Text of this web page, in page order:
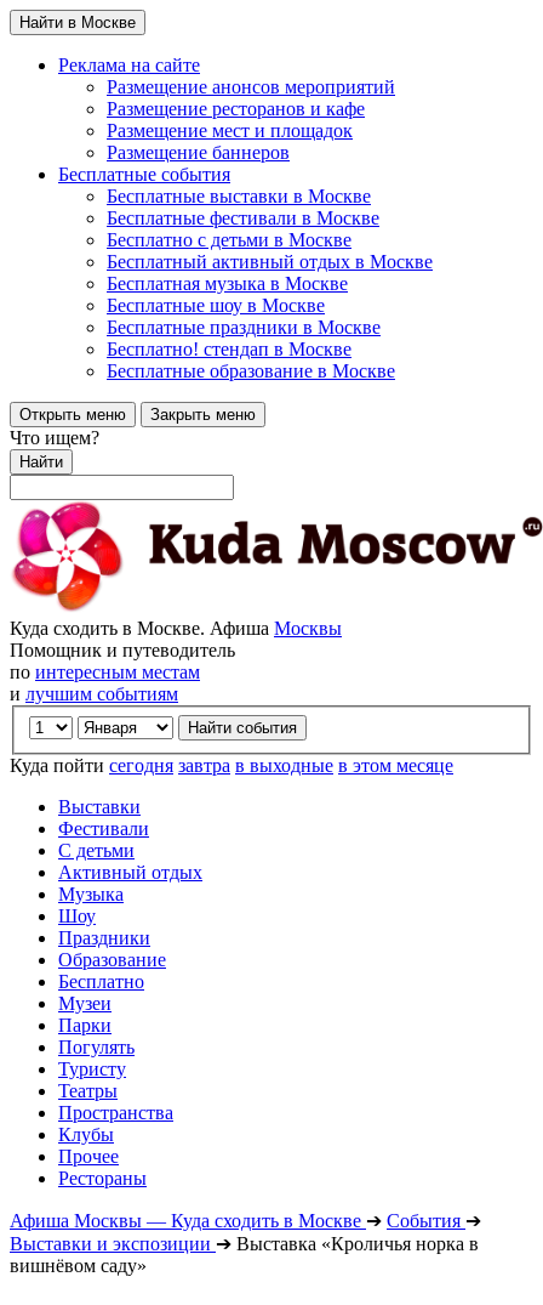
Найти в Москве
Реклама на сайте
Размещение анонсов мероприятий
Размещение ресторанов и кафе
Размещение мест и площадок
Размещение баннеров
Бесплатные события
Бесплатные выставки в Москве
Бесплатные фестивали в Москве
Бесплатно с детьми в Москве
Бесплатный активный отдых в Москве
Бесплатная музыка в Москве
Бесплатные шоу в Москве
Бесплатные праздники в Москве
Бесплатно! стендап в Москве
Бесплатные образование в Москве
Открыть меню Закрыть меню
Что ищем?
Найти
Куда сходить в Москве. Афиша Москвы
Помощник и путеводитель
по интересным местам
и лучшим событиям
Куда пойти сегодня завтра в выходные в этом месяце
Выставки
Фестивали
С детьми
Активный отдых
Музыка
Шоу
Праздники
Образование
Бесплатно
Музеи
Парки
Погулять
Туристу
Театры
Пространства
Клубы
Прочее
Рестораны
Афиша Москвы — Куда сходить в Москве ➔ События ➔
Выставки и экспозиции ➔ Выставка «Кроличья норка в
вишнёвом саду»